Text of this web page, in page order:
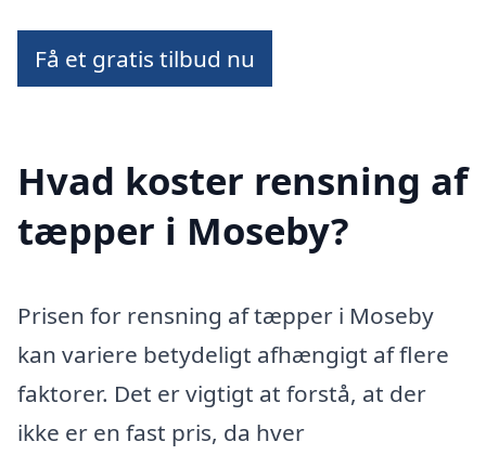
Få et gratis tilbud nu
Hvad koster rensning af
tæpper i Moseby?
Prisen for rensning af tæpper i Moseby
kan variere betydeligt afhængigt af flere
faktorer. Det er vigtigt at forstå, at der
ikke er en fast pris, da hver